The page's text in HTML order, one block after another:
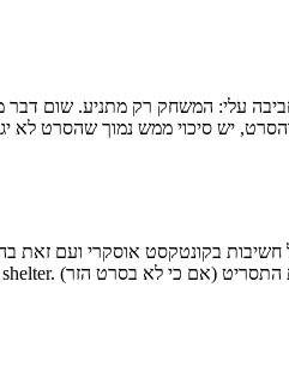
יש סיכוי ממש נמוך שהסרט לא